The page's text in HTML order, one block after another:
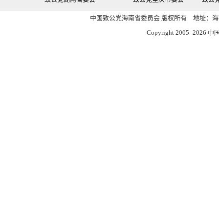
中国致公党海南省委员会 版权所有 地址：
Copyright 2005- 2026 中